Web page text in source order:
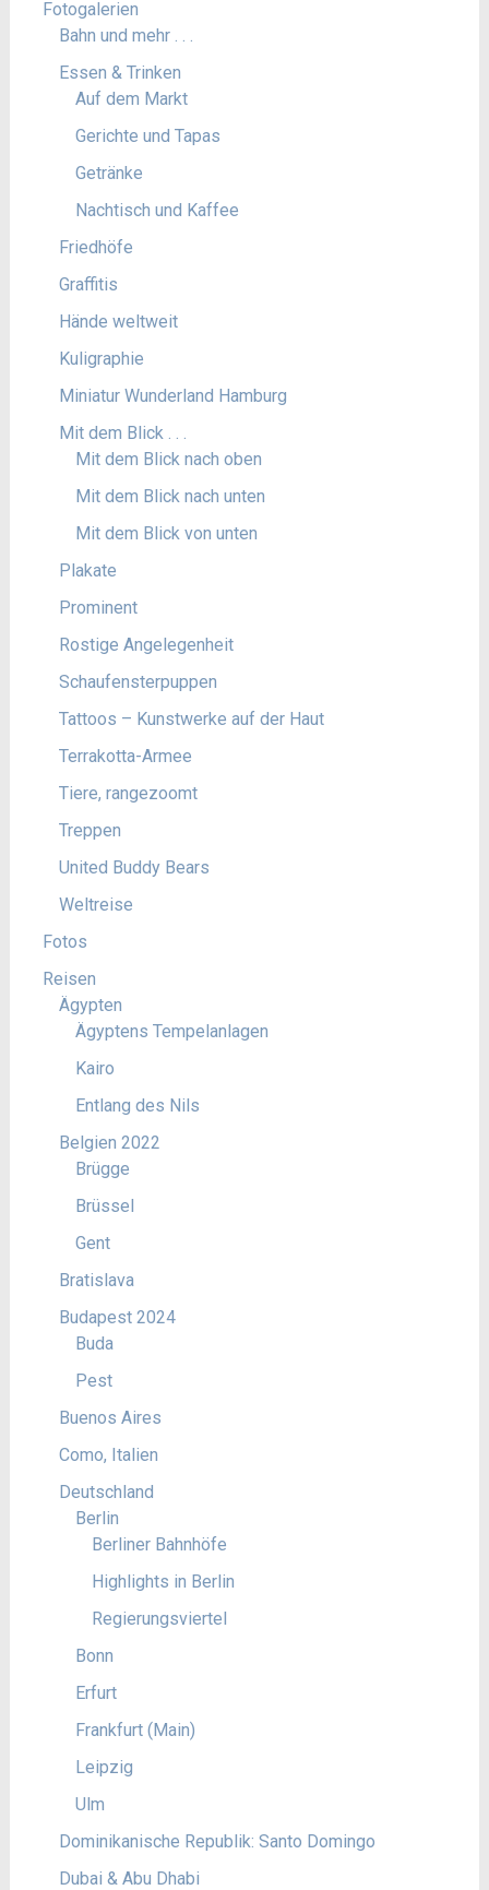
Fotogalerien
Bahn und mehr . . .
Essen & Trinken
Auf dem Markt
Gerichte und Tapas
Getränke
Nachtisch und Kaffee
Friedhöfe
Graffitis
Hände weltweit
Kuligraphie
Miniatur Wunderland Hamburg
Mit dem Blick . . .
Mit dem Blick nach oben
Mit dem Blick nach unten
Mit dem Blick von unten
Plakate
Prominent
Rostige Angelegenheit
Schaufensterpuppen
Tattoos – Kunstwerke auf der Haut
Terrakotta-Armee
Tiere, rangezoomt
Treppen
United Buddy Bears
Weltreise
Fotos
Reisen
Ägypten
Ägyptens Tempelanlagen
Kairo
Entlang des Nils
Belgien 2022
Brügge
Brüssel
Gent
Bratislava
Budapest 2024
Buda
Pest
Buenos Aires
Como, Italien
Deutschland
Berlin
Berliner Bahnhöfe
Highlights in Berlin
Regierungsviertel
Bonn
Erfurt
Frankfurt (Main)
Leipzig
Ulm
Dominikanische Republik: Santo Domingo
Dubai & Abu Dhabi